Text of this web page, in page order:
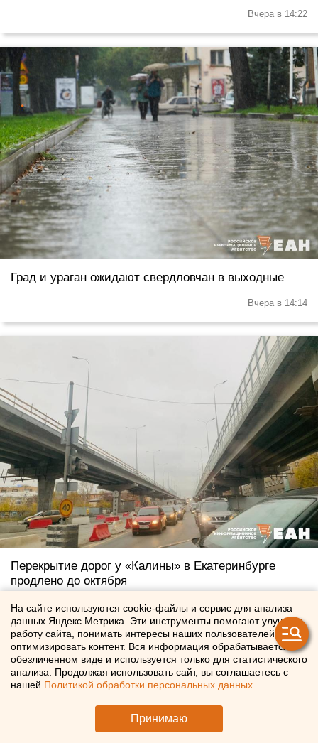
Вчера в 14:22
Град и ураган ожидают свердловчан в выходные
Вчера в 14:14
Перекрытие дорог у «Калины» в Екатеринбурге
продлено до октября
Вчера в 14:13
На сайте используются cookie-файлы и сервис для анализа
данных Яндекс.Метрика. Эти инструменты помогают улучшать
работу сайта, понимать интересы наших пользователей и
оптимизировать контент. Вся информация обрабатывается в
обезличенном виде и используется только для статистического
анализа. Продолжая использовать сайт, вы соглашаетесь с
нашей Политикой обработки персональных данных
Принимаю